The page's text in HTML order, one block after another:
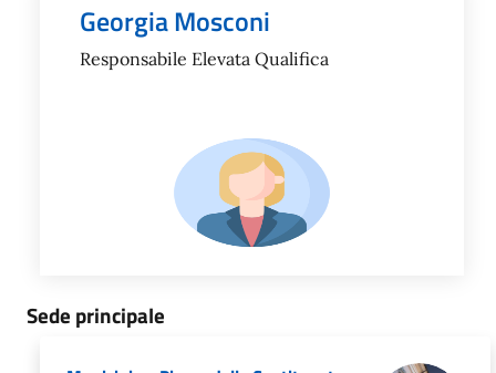
Georgia Mosconi
Responsabile Elevata Qualifica
Sede principale